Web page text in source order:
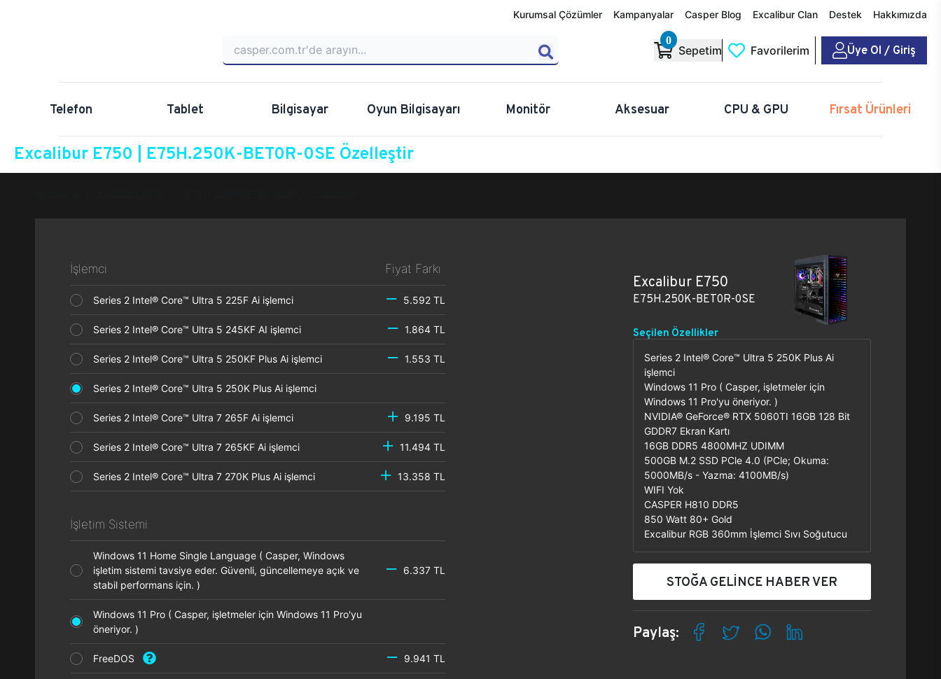
Kurumsal Çözümler Kampanyalar Casper Blog Excalibur Clan Destek Hakkımızda
0
Sepetim Favorilerim Üye Ol / Giriş
Telefon Tablet Bilgisayar Oyun Bilgisayarı Monitör Aksesuar CPU & GPU Fırsat Ürünleri
Excalibur E750 | E75H.250K-BET0R-0SE Özelleştir
İşlemci Fiyat Farkı
Series 2 Intel® Core™ Ultra 5 225F Ai işlemci 5.592 TL
Series 2 Intel® Core™ Ultra 5 245KF AI işlemci 1.864 TL
Series 2 Intel® Core™ Ultra 5 250KF Plus Ai işlemci 1.553 TL
Series 2 Intel® Core™ Ultra 5 250K Plus Ai işlemci
Series 2 Intel® Core™ Ultra 7 265F Ai işlemci 9.195 TL
Series 2 Intel® Core™ Ultra 7 265KF Ai işlemci 11.494 TL
Series 2 Intel® Core™ Ultra 7 270K Plus Ai işlemci 13.358 TL
İşletim Sistemi
Windows 11 Home Single Language ( Casper, Windows
işletim sistemi tavsiye eder. Güvenli, güncellemeye açık ve
stabil performans için. )
6.337 TL
Windows 11 Pro ( Casper, işletmeler için Windows 11 Pro'yu
öneriyor. )
FreeDOS 9.941 TL
Excalibur E750
E75H.250K-BET0R-0SE
Seçilen Özellikler
Series 2 Intel® Core™ Ultra 5 250K Plus Ai
işlemci
Windows 11 Pro ( Casper, işletmeler için
Windows 11 Pro'yu öneriyor. )
NVIDIA® GeForce® RTX 5060TI 16GB 128 Bit
GDDR7 Ekran Kartı
16GB DDR5 4800MHZ UDIMM
500GB M.2 SSD PCle 4.0 (PCle; Okuma:
5000MB/s - Yazma: 4100MB/s)
WIFI Yok
CASPER H810 DDR5
850 Watt 80+ Gold
Excalibur RGB 360mm İşlemci Sıvı Soğutucu
STOĞA GELİNCE HABER VER
Paylaş: